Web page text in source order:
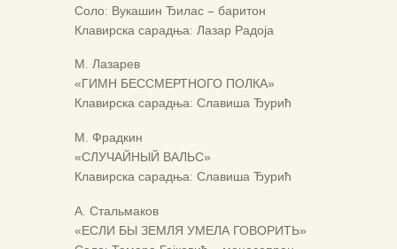
Соло: Вукашин Ђилас – баритон
Клавирска сарадња: Лазар Радоја
М. Лазарев
«ГИМН БЕССМЕРТНОГО ПОЛКА»
Клавирска сарадња: Славиша Ђурић
М. Фрадкин
«СЛУЧАЙНЫЙ ВАЛЬС»
Клавирска сарадња: Славиша Ђурић
А. Стальмаков
«ЕСЛИ БЫ ЗЕМЛЯ УМЕЛА ГОВОРИТЬ»